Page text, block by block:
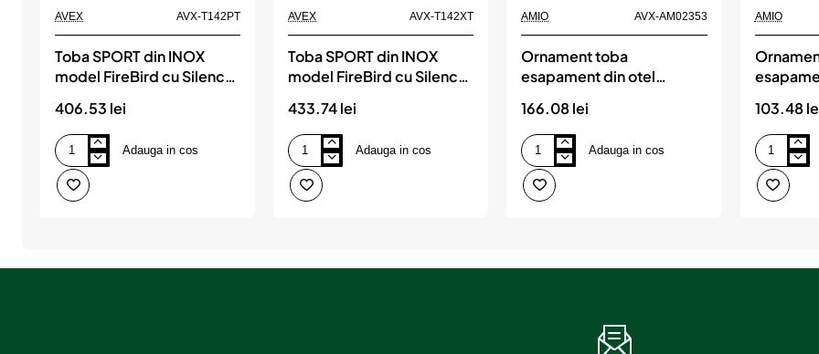
AVEX AVX-T142PT
Toba SPORT din INOX
model FireBird cu Silencer
406.53 lei
Toba
SPORT
din
INOX
reglabil
Adauga in cos
AVEX AVX-T142XT
Toba SPORT din INOX
model FireBird cu Silencer
433.74 lei
Toba
SPORT
din
INOX
reglabil
Adauga in cos
AMIO AVX-AM02353
Ornament toba
esapament din otel
166.08 lei
Ornament
toba
esapament
din
Adauga in cos
AMIO
103.48
Ornament
toba
esapament
din
AMIO